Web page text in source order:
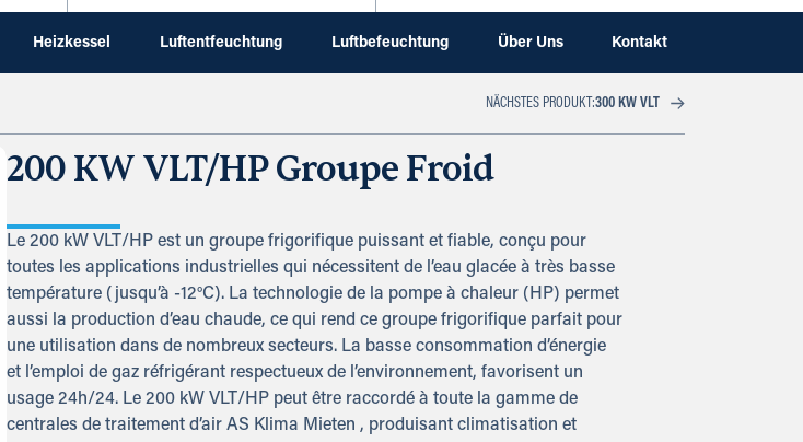
Heizkessel Luftentfeuchtung Luftbefeuchtung Über Uns Kontakt
NÄCHSTES PRODUKT:300 KW VLT
200 KW VLT/HP Groupe Froid
Le 200 kW VLT/HP est un groupe frigorifique puissant et fiable, conçu pour
toutes les applications industrielles qui nécessitent de l’eau glacée à très basse
température (jusqu’à -12°C). La technologie de la pompe à chaleur (HP) permet
aussi la production d’eau chaude, ce qui rend ce groupe frigorifique parfait pour
une utilisation dans de nombreux secteurs. La basse consommation d’énergie
et l’emploi de gaz réfrigérant respectueux de l’environnement, favorisent un
usage 24h/24. Le 200 kW VLT/HP peut être raccordé à toute la gamme de
centrales de traitement d’air AS Klima Mieten , produisant climatisation et